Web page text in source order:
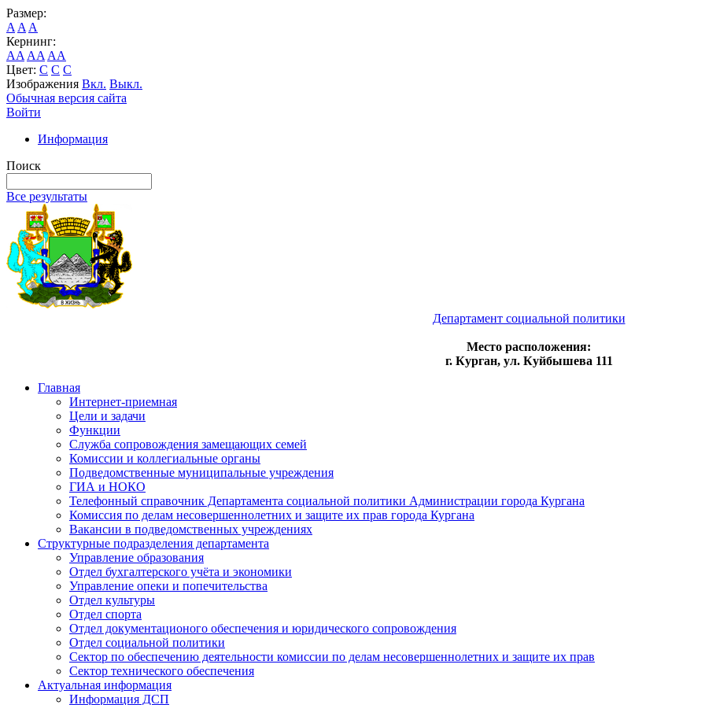
Размер:
A A A
Кернинг:
AA AA AA
Цвет: C C C
Изображения Вкл. Выкл.
Обычная версия сайта
Войти
Информация
Поиск
Все результаты
Департамент социальной политики
Место расположения:
г. Курган, ул. Куйбышева 111
Главная
Интернет-приемная
Цели и задачи
Функции
Служба сопровождения замещающих семей
Комиссии и коллегиальные органы
Подведомственные муниципальные учреждения
ГИА и НОКО
Телефонный справочник Департамента социальной политики Администрации города Кургана
Комиссия по делам несовершеннолетних и защите их прав города Кургана
Вакансии в подведомственных учреждениях
Структурные подразделения департамента
Управление образования
Отдел бухгалтерского учёта и экономики
Управление опеки и попечительства
Отдел культуры
Отдел спорта
Отдел документационого обеспечения и юридического сопровождения
Отдел социальной политики
Сектор по обеспечению деятельности комиссии по делам несовершеннолетних и защите их прав
Сектор технического обеспечения
Актуальная информация
Информация ДСП